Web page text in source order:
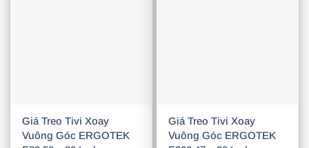
Giá Treo Tivi Xoay
Vuông Góc ERGOTEK
Giá Treo Tivi Xoay
Vuông Góc ERGOTEK